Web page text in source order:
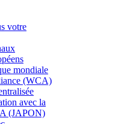
votre
mondiale
(WCA)
avec la
(JAPON)